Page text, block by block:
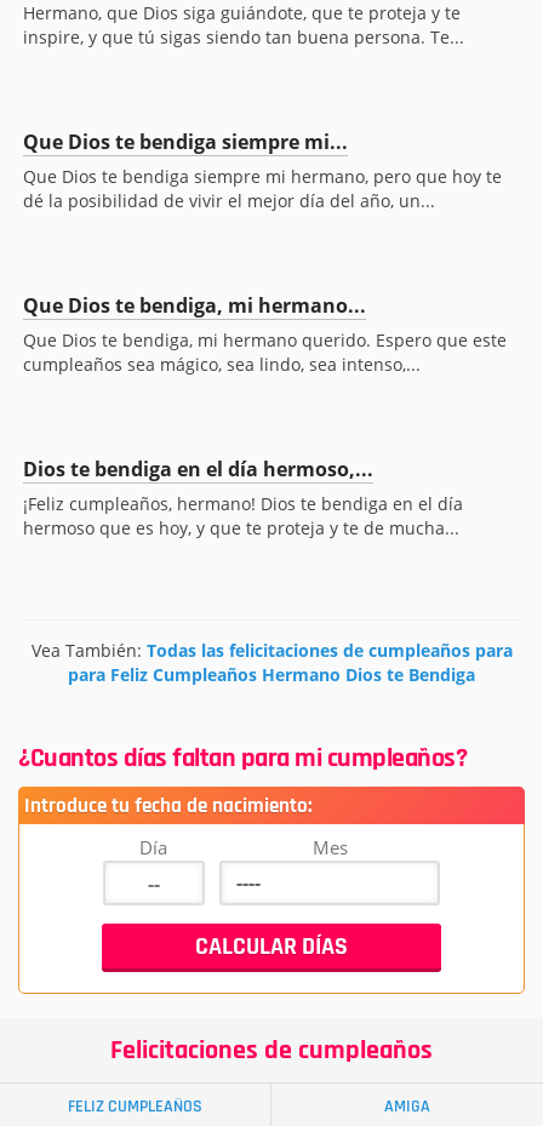
Hermano, que Dios siga guiándote, que te proteja y te
inspire, y que tú sigas siendo tan buena persona. Te...
Que Dios te bendiga siempre mi...
Que Dios te bendiga siempre mi hermano, pero que hoy te
dé la posibilidad de vivir el mejor día del año, un...
Que Dios te bendiga, mi hermano...
Que Dios te bendiga, mi hermano querido. Espero que este
cumpleaños sea mágico, sea lindo, sea intenso,...
Dios te bendiga en el día hermoso,...
¡Feliz cumpleaños, hermano! Dios te bendiga en el día
hermoso que es hoy, y que te proteja y te de mucha...
Vea También: Todas las felicitaciones de cumpleaños para
para Feliz Cumpleaños Hermano Dios te Bendiga
¿Cuantos días faltan para mi cumpleaños?
Introduce tu fecha de nacimiento:
Día Mes
Felicitaciones de cumpleaños
FELIZ CUMPLEAÑOS AMIGA